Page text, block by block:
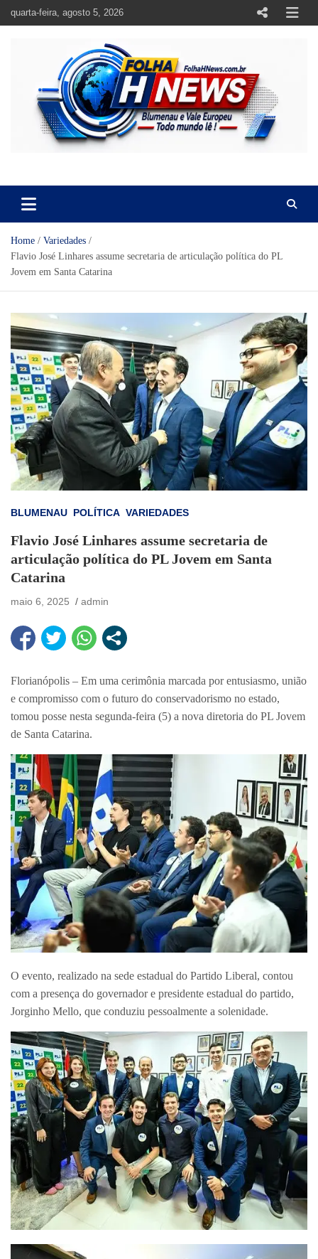
quarta-feira, agosto 5, 2026
Home
Variedades
Flavio José Linhares assume secretaria de articulação política do PL
Jovem em Santa Catarina
BLUMENAU POLÍTICA VARIEDADES
Flavio José Linhares assume secretaria de
articulação política do PL Jovem em Santa
Catarina
maio 6, 2025 admin
Florianópolis – Em uma cerimônia marcada por entusiasmo, união
e compromisso com o futuro do conservadorismo no estado,
tomou posse nesta segunda-feira (5) a nova diretoria do PL Jovem
de Santa Catarina.
O evento, realizado na sede estadual do Partido Liberal, contou
com a presença do governador e presidente estadual do partido,
Jorginho Mello, que conduziu pessoalmente a solenidade.